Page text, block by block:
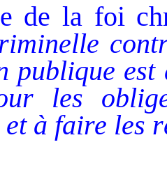
de la foi
publique est
les
à faire les